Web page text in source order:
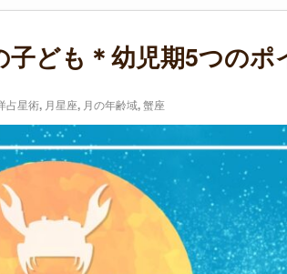
子ども＊幼児期5つのポ
占星術, 月星座, 月の年齢域,蟹座